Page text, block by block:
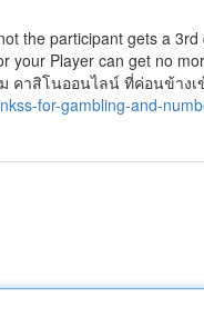
participant gets a 3rd
your Player can get no
คาสิโนออนไลน์ ที่ค่อนข้างเ
for-gambling-and-